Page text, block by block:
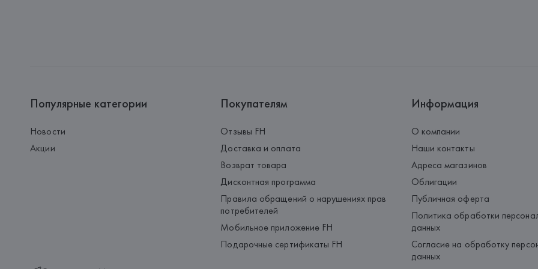
Популярные категории
Новости
Акции
Покупателям
Отзывы FH
Доставка и оплата
Возврат товара
Дисконтная программа
Правила обращений о нарушениях прав
потребителей
Мобильное приложение FH
Подарочные сертификаты FH
Информация
О компании
Наши контакты
Адреса магазинов
Облигации
Публичная оферта
Политика обработки
данных
Согласие на обработку
данных